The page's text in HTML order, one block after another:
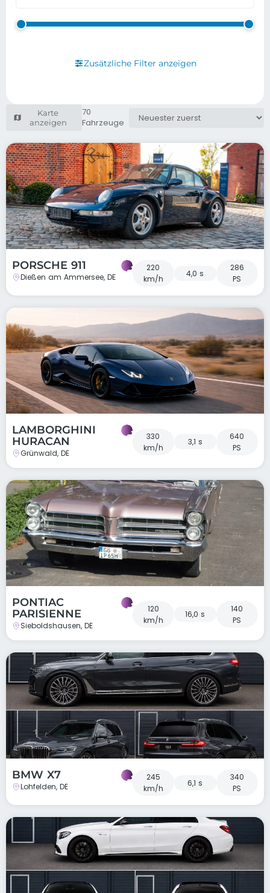
Zusätzliche Filter anzeigen
Karte
anzeigen
70
Fahrzeuge
PORSCHE 911
Dießen am Ammersee, DE
220
km/h
4,0 s
286
PS
LAMBORGHINI
HURACAN
Grünwald, DE
330
km/h
3,1 s
640
PS
PONTIAC
PARISIENNE
Sieboldshausen, DE
120
km/h
16,0 s
140
PS
BMW X7
Lohfelden, DE
245
km/h
6,1 s
340
PS